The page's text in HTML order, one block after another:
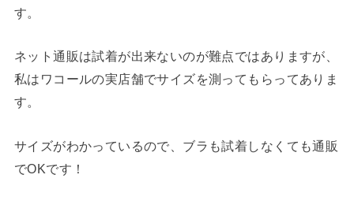
す。
ネット通販は試着が出来ないのが難点ではありますが、
私はワコールの実店舗でサイズを測ってもらってありま
す。
サイズがわかっているので、ブラも試着しなくても通販
でOKです！